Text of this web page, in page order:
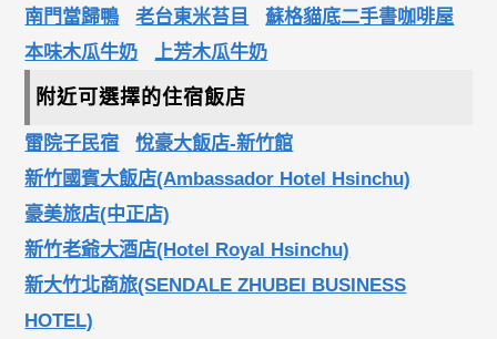
南門當歸鴨
老台東米苔目
蘇格貓底二手書咖啡屋
本味木瓜牛奶
上芳木瓜牛奶
附近可選擇的住宿飯店
雷院子民宿
悅豪大飯店-新竹館
新竹國賓大飯店(Ambassador Hotel Hsinchu)
豪美旅店(中正店)
新竹老爺大酒店(Hotel Royal Hsinchu)
新大竹北商旅(SENDALE ZHUBEI BUSINESS
HOTEL)